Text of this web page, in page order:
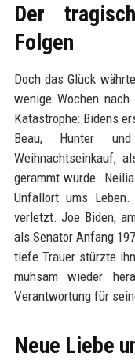
Der
Folgen
Doch das Glück
wenige Wochen
Katastrophe: Bidens
Beau, Hunter
Weihnachtseinkauf,
gerammt wurde.
Unfallort ums
verletzt. Joe Biden,
als Senator Anfang
tiefe Trauer stürzte
mühsam wieder
Verantwortung für
Neue Liebe